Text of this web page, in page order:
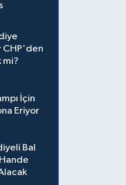
CHP'den
mi?
İçin
Eriyor
Bal